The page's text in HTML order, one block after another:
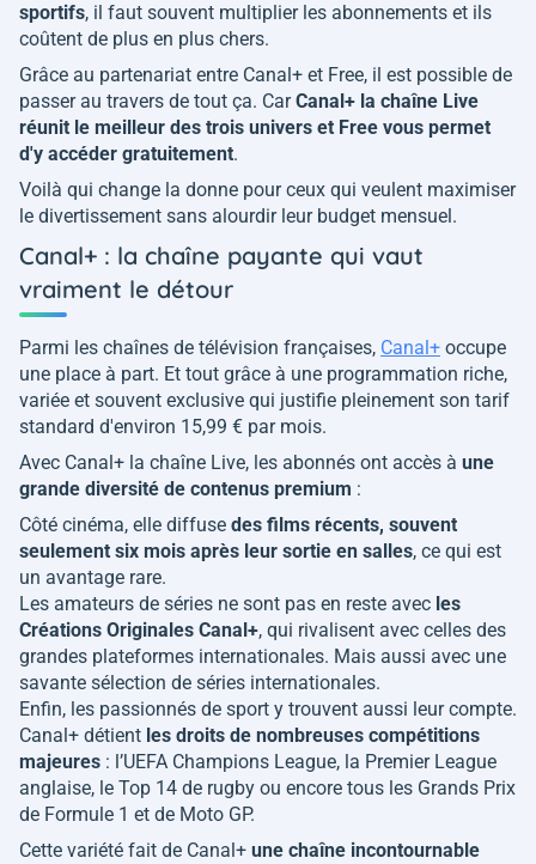
sportifs, il faut souvent multiplier les abonnements et ils
coûtent de plus en plus chers.
Grâce au partenariat entre Canal+ et Free, il est possible de
passer au travers de tout ça. CarCanal+ la chaîne Live
réunit le meilleur des trois univers et Free vous permet
d'y accéder gratuitement.
Voilà qui change la donne pour ceux qui veulent maximiser
le divertissement sans alourdir leur budget mensuel.
Canal+ : la chaîne payante qui vaut
vraiment le détour
Parmi les chaînes de télévision françaises, Canal+ occupe
une place à part. Et tout grâce à une programmation riche,
variée et souvent exclusive qui justifie pleinement son tarif
standard d'environ 15,99 € par mois.
Avec Canal+ la chaîne Live, les abonnés ont accès à une
grande diversité de contenus premium :
Côté cinéma, elle diffuse des films récents, souvent
seulement six mois après leur sortie en salles, ce qui est
un avantage rare.
Les amateurs de séries ne sont pas en reste avec les
Créations Originales Canal+, qui rivalisent avec celles des
grandes plateformes internationales. Mais aussi avec une
savante sélection de séries internationales.
Enfin, les passionnés de sport y trouvent aussi leur compte.
Canal+ détient les droits de nombreuses compétitions
majeures : l’UEFA Champions League, la Premier League
anglaise, le Top 14 de rugby ou encore tous les Grands Prix
de Formule 1 et de Moto GP.
Cette variété fait de Canal+ une chaîne incontournable